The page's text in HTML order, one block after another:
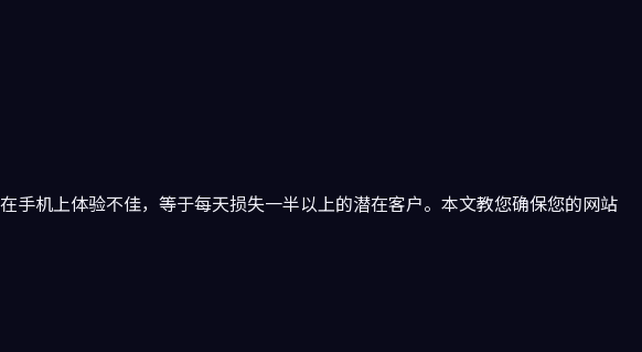
机上体验不佳，等于每天损失一半以上的潜在客户。本文教您确保您的网站